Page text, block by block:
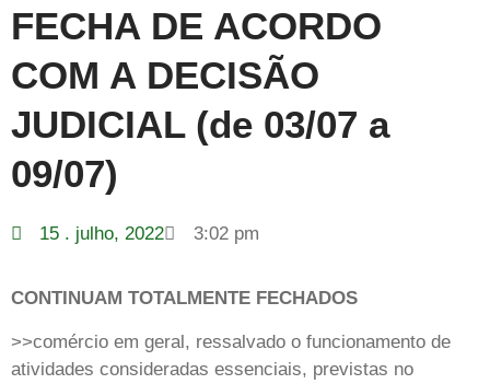
FECHA DE ACORDO
COM A DECISÃO
JUDICIAL (de 03/07 a
09/07)
15 . julho, 2022 3:02 pm
CONTINUAM TOTALMENTE FECHADOS
>>comércio em geral, ressalvado o funcionamento de
atividades consideradas essenciais, previstas no